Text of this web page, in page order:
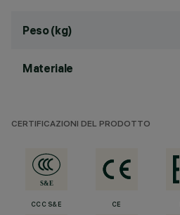
Peso (kg)
Materiale
CERTIFICAZIONI DEL PRODOTTO
CCC S&E CE